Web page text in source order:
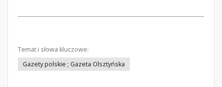
Temat i słowa kluczowe:
Gazety polskie ; Gazeta Olsztyńska